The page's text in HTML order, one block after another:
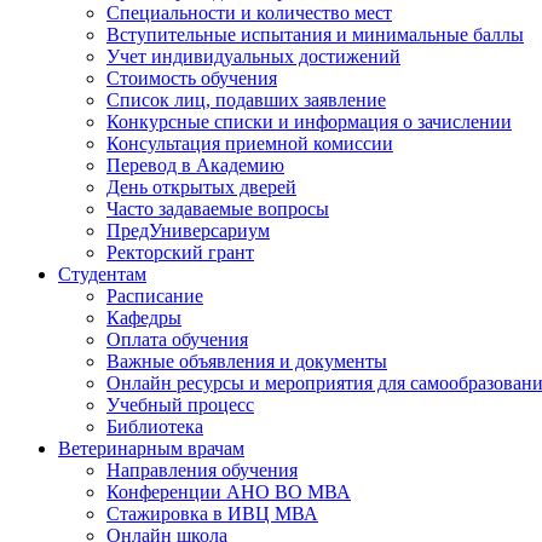
Специальности и количество мест
Вступительные испытания и минимальные баллы
Учет индивидуальных достижений
Стоимость обучения
Список лиц, подавших заявление
Конкурсные списки и информация о зачислении
Консультация приемной комиссии
Перевод в Академию
День открытых дверей
Часто задаваемые вопросы
ПредУниверсариум
Ректорский грант
Студентам
Расписание
Кафедры
Оплата обучения
Важные объявления и документы
Онлайн ресурсы и мероприятия для
Учебный процесс
Библиотека
Ветеринарным врачам
Направления обучения
Конференции АНО ВО МВА
Стажировка в ИВЦ МВА
Онлайн школа